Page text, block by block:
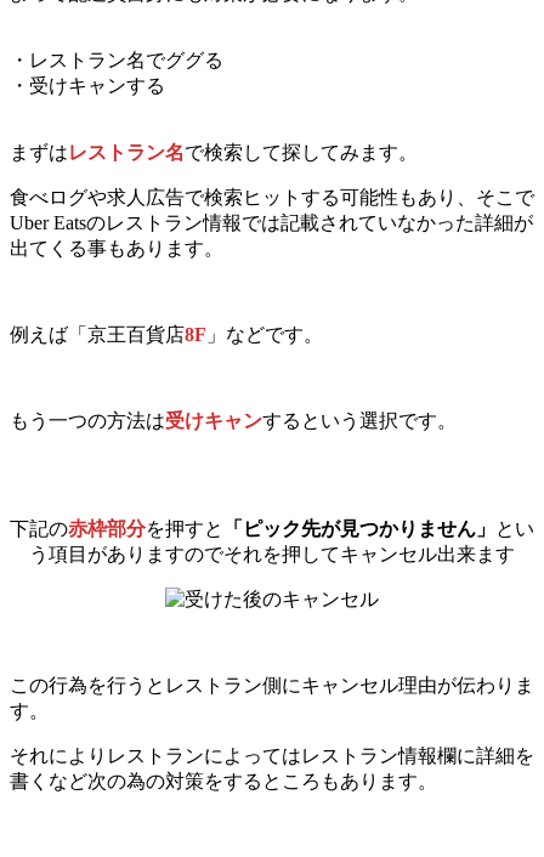
・レストラン名でググる
・受けキャンする
まずはレストラン名で検索して探してみます。
食べログや求人広告で検索ヒットする可能性もあり、そこで
Uber Eatsのレストラン情報では記載されていなかった詳細が
出てくる事もあります。
例えば「京王百貨店8F 」などです。
もう一つの方法は受けキャンするという選択です。
下記の赤枠部分を押すと 「ピック先が見つかりません」 とい
う項目がありますのでそれを押してキャンセル出来ます
この行為を行うとレストラン側にキャンセル理由が伝わりま
す。
それによりレストランによってはレストラン情報欄に詳細を
書くなど次の為の対策をするところもあります。